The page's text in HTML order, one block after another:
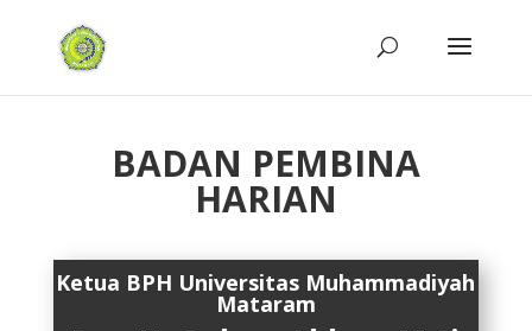
BADAN PEMBINA
HARIAN
Ketua BPH Universitas Muhammadiyah
Mataram